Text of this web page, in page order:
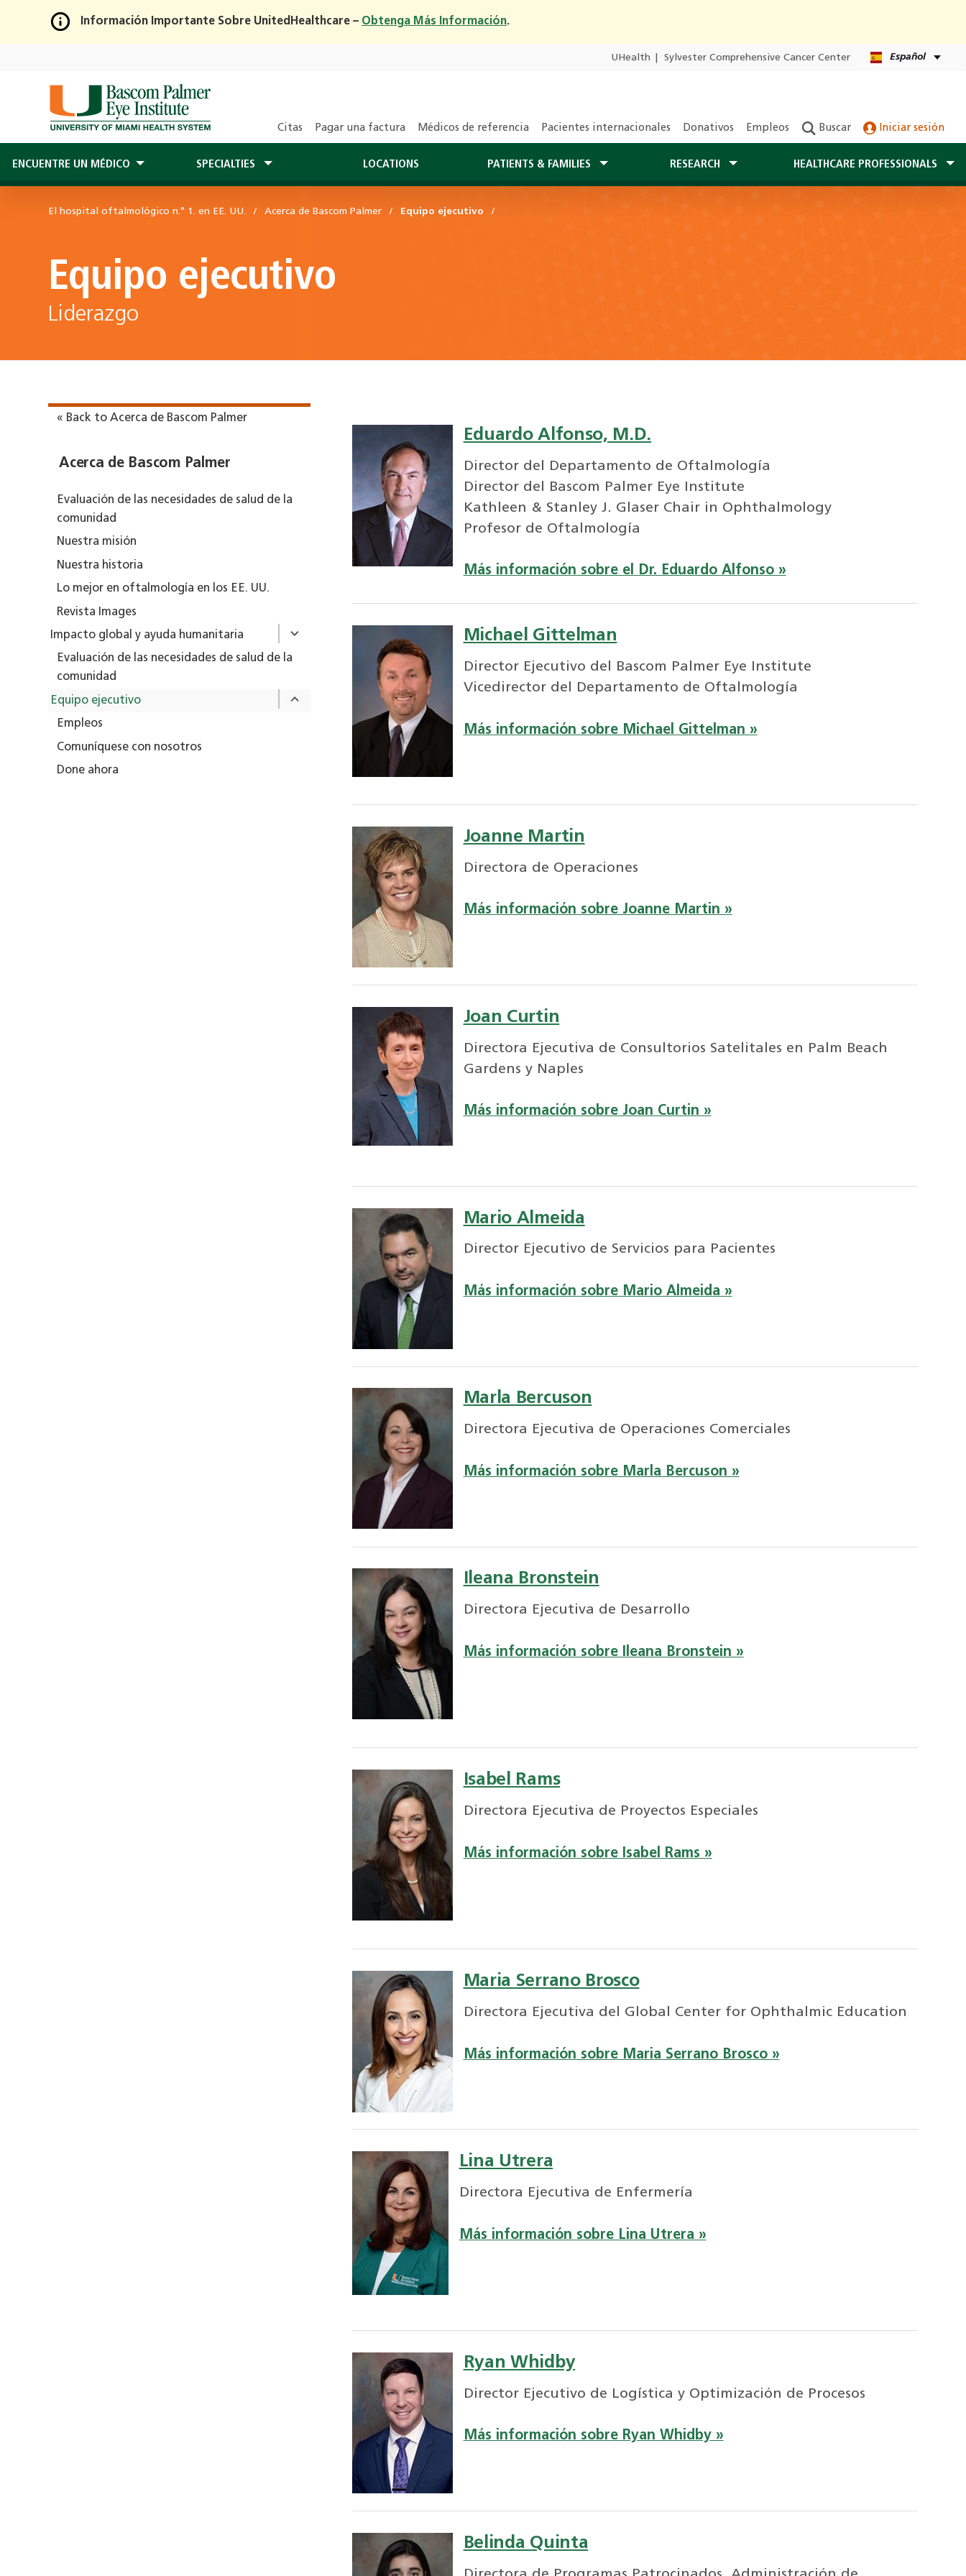
Skip
Main
Content
Información Importante Sobre UnitedHealthcare – Obtenga Más Información.
UHealth Sylvester Comprehensive Cancer Center Español
Citas Pagar una factura Médicos de referencia Pacientes internacionales Donativos Empleos Buscar Iniciar sesión
ENCUENTRE UN MÉDICO SPECIALTIES LOCATIONS PATIENTS & FAMILIES RESEARCH HEALTHCARE PROFESSIONALS
El hospital oftalmológico n.° 1. en EE. UU. Acerca de Bascom Palmer Equipo ejecutivo
Equipo ejecutivo
Liderazgo
« Back to Acerca de Bascom Palmer
Acerca de Bascom Palmer
Evaluación de las necesidades de salud de la
comunidad
Nuestra misión
Nuestra historia
Lo mejor en oftalmología en los EE. UU.
Revista Images
Impacto global y ayuda humanitaria
Evaluación de las necesidades de salud de la
comunidad
Equipo ejecutivo
Empleos
Comuníquese con nosotros
Done ahora
Eduardo Alfonso, M.D.
Director del Departamento de Oftalmología
Director del Bascom Palmer Eye Institute
Kathleen & Stanley J. Glaser Chair in Ophthalmology
Profesor de Oftalmología
Más información sobre el Dr. Eduardo Alfonso »
Michael Gittelman
Director Ejecutivo del Bascom Palmer Eye Institute
Vicedirector del Departamento de Oftalmología
Más información sobre Michael Gittelman »
Joanne Martin
Directora de Operaciones
Más información sobre Joanne Martin »
Joan Curtin
Directora Ejecutiva de Consultorios Satelitales en Palm Beach
Gardens y Naples
Más información sobre Joan Curtin »
Mario Almeida
Director Ejecutivo de Servicios para Pacientes
Más información sobre Mario Almeida »
Marla Bercuson
Directora Ejecutiva de Operaciones Comerciales
Más información sobre Marla Bercuson »
Ileana Bronstein
Directora Ejecutiva de Desarrollo
Más información sobre Ileana Bronstein »
Isabel Rams
Directora Ejecutiva de Proyectos Especiales
Más información sobre Isabel Rams »
Maria Serrano Brosco
Directora Ejecutiva del Global Center for Ophthalmic Education
Más información sobre Maria Serrano Brosco »
Lina Utrera
Directora Ejecutiva de Enfermería
Más información sobre Lina Utrera »
Ryan Whidby
Director Ejecutivo de Logística y Optimización de Procesos
Más información sobre Ryan Whidby »
Belinda Quinta